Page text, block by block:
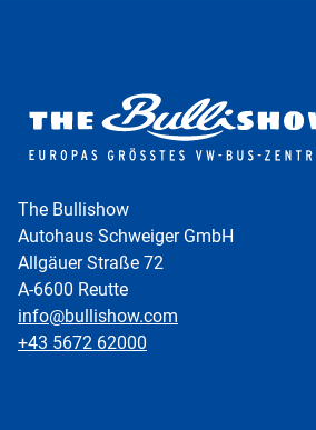
The Bullishow
Autohaus Schweiger GmbH
Allgäuer Straße 72
A-6600 Reutte
info@bullishow.com
+43 5672 62000